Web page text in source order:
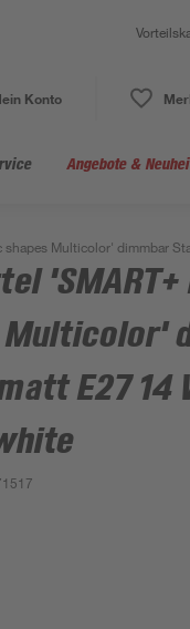
Konto
Angebote &
Multicolor' dimmbar
'SMART+
Multicolor'
E27 14